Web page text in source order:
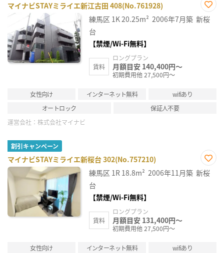
マイナビSTAYミライエ新江古田 408(No.761928)
お気
に入
練馬区 1K20.25m² 2006年7月築 新桜
台
【禁煙/Wi-Fi無料】
賃料
ロングプラン
月額目安 140,400円～
初期費用他 27,500円～
女性向け インターネット無料
wifiあり
オートロック
保証人不要
運営会社： 株式会社マイナビ
割引キャンペーン
マイナビSTAYミライエ新桜台 302(No.757210)
お気
に入
練馬区 1R 18.8m² 2006年11月築 新桜
台
【禁煙/Wi-Fi無料】
賃料
ロングプラン
月額目安 131,400円～
初期費用他 27,500円～
女性向け インターネット無料
wifiあり